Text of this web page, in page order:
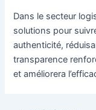
Dans le secteur
solutions pour
authenticité,
transparence
et améliorera